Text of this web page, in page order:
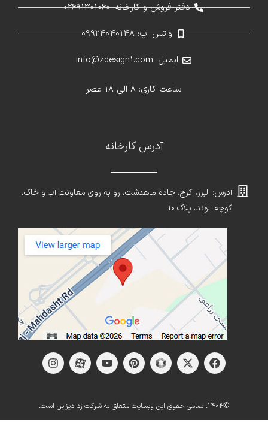
دفتر فروش و کارخانه: 02691301060
واتس اپ: 09924040148
ایمیل: info@zdesign1.com
ساعت کاری: 8 الی 18 عصر
آدرس کارخانه
آدرس: البرز، کرج، جاده ماهدشت، رو به روی معاونت آب و خاک،
کوچه الوند، پلاک ۱۰
©1404. تمامی حقوق این وبسایت متعلق به شرکت زد دیزاین است.
کنسول